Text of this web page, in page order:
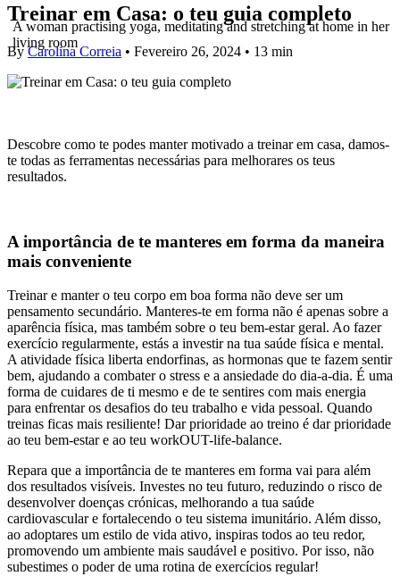
Treinar em Casa: o teu guia completo
ByCarolina Correia • Fevereiro 26, 2024 • 13 min
A woman practising yoga, meditating and stretching at home in her
living room
Descobre como te podes manter motivado a treinar em casa, damos-
te todas as ferramentas necessárias para melhorares os teus
resultados.
A importância de te manteres em forma da maneira
mais conveniente
Treinar e manter o teu corpo em boa forma não deve ser um
pensamento secundário. Manteres-te em forma não é apenas sobre a
aparência física, mas também sobre o teu bem-estar geral. Ao fazer
exercício regularmente, estás a investir na tua saúde física e mental.
A atividade física liberta endorfinas, as hormonas que te fazem sentir
bem, ajudando a combater o stress e a ansiedade do dia-a-dia. É uma
forma de cuidares de ti mesmo e de te sentires com mais energia
para enfrentar os desafios do teu trabalho e vida pessoal. Quando
treinas ficas mais resiliente! Dar prioridade ao treino é dar prioridade
ao teu bem-estar e ao teu workOUT-life-balance.
Repara que a importância de te manteres em forma vai para além
dos resultados visíveis. Investes no teu futuro, reduzindo o risco de
desenvolver doenças crónicas, melhorando a tua saúde
cardiovascular e fortalecendo o teu sistema imunitário. Além disso,
ao adoptares um estilo de vida ativo, inspiras todos ao teu redor,
promovendo um ambiente mais saudável e positivo. Por isso, não
subestimes o poder de uma rotina de exercícios regular!